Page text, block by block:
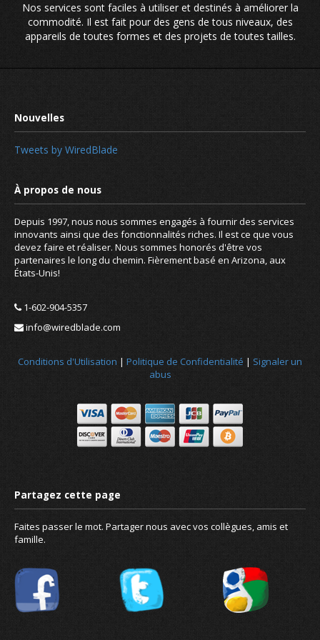
Nos services sont faciles à utiliser et destinés à améliorer la
commodité. Il est fait pour des gens de tous niveaux, des
appareils de toutes formes et des projets de toutes tailles.
Nouvelles
Tweets by WiredBlade
Depuis 1997, nous nous sommes engagés à fournir des services
innovants ainsi que des fonctionnalités riches. Il est ce que vous
devez faire et réaliser. Nous sommes honorés d'être vos
partenaires le long du chemin. Fièrement basé en Arizona, aux
États-Unis!
1-602-904-5357
info@wiredblade.com
Conditions d'Utilisation | Politique de Confidentialité | Signaler un
abus
Faites passer le mot. Partager nous avec vos collègues, amis et
famille.